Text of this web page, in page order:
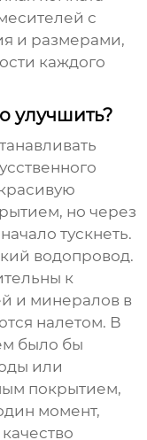
с
и размерами,
каждого
улучшить?
но через
тускнеть.
водопровод.
к
и минералов в
налетом. В
было бы
или
покрытием,
момент,